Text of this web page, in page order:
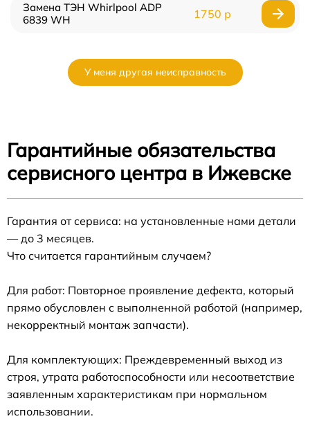
Замена ТЭН Whirlpool ADP
6839 WH
1750 р
У меня другая неисправность
Гарантийные обязательства
сервисного центра в Ижевске
Гарантия от сервиса: на установленные нами детали
— до 3 месяцев.
Что считается гарантийным случаем?
Для работ: Повторное проявление дефекта, который
прямо обусловлен с выполненной работой (например,
некорректный монтаж запчасти).
Для комплектующих: Преждевременный выход из
строя, утрата работоспособности или несоответствие
заявленным характеристикам при нормальном
использовании.